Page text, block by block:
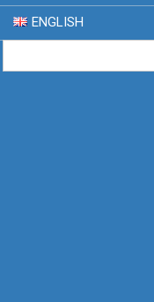
ENGLISH
Search